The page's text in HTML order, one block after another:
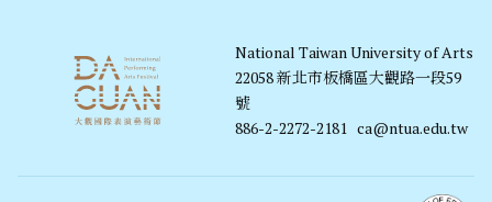
National Taiwan University of Arts
22058 新北市板橋區大觀路一段59
號
886-2-2272-2181 ca@ntua.edu.tw